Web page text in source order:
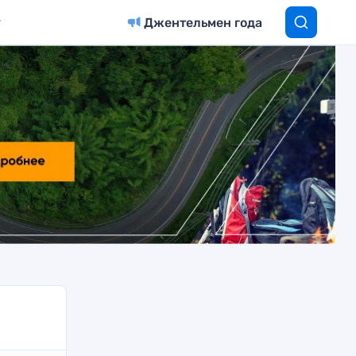
Джентельмен года